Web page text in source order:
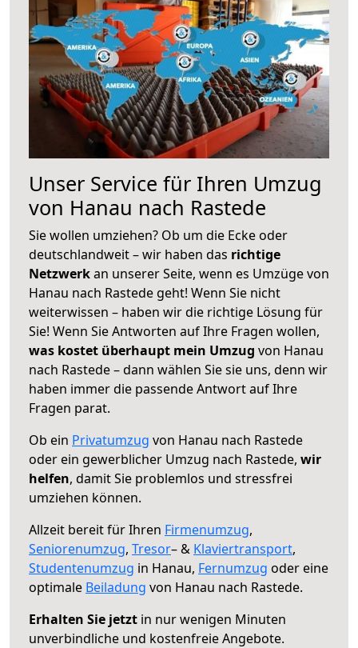
Unser Service für Ihren Umzug
von Hanau nach Rastede
Sie wollen umziehen? Ob um die Ecke oder
deutschlandweit – wir haben das richtige
Netzwerkan unserer Seite, wenn es Umzüge von
Hanau nach Rastede geht! Wenn Sie nicht
weiterwissen – haben wir die richtige Lösung für
Sie! Wenn Sie Antworten auf Ihre Fragen wollen,
was kostet überhaupt mein Umzug von Hanau
nach Rastede – dann wählen Sie sie uns, denn wir
haben immer die passende Antwort auf Ihre
Fragen parat.
Ob ein Privatumzug von Hanau nach Rastede
oder ein gewerblicher Umzug nach Rastede, wir
helfen, damit Sie problemlos und stressfrei
umziehen können.
Allzeit bereit für Ihren Firmenumzug,
Seniorenumzug, Tresor– & Klaviertransport,
Studentenumzug in Hanau, Fernumzug oder eine
optimale Beiladung von Hanau nach Rastede.
Erhalten Sie jetzt in nur wenigen Minuten
unverbindliche und kostenfreie Angebote.